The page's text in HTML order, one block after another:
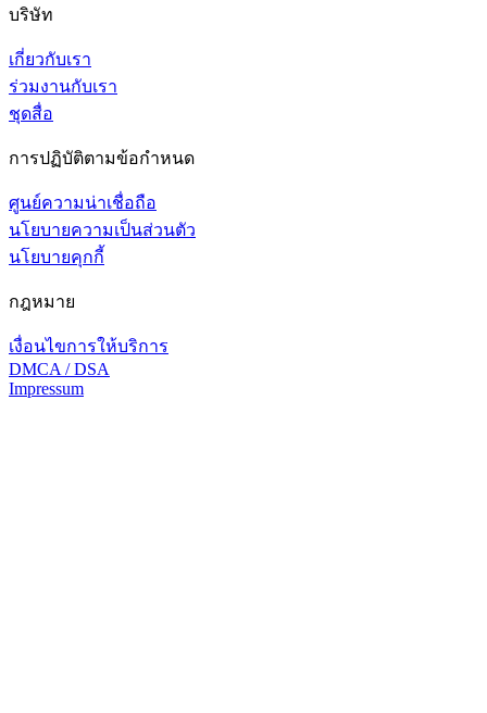
บริษัท
เกี่ยวกับเรา
ร่วมงานกับเรา
ชุดสื่อ
การปฏิบัติตามข้อกำหนด
ศูนย์ความน่าเชื่อถือ
นโยบายความเป็นส่วนตัว
นโยบายคุกกี้
กฎหมาย
เงื่อนไขการให้บริการ
DMCA / DSA
Impressum